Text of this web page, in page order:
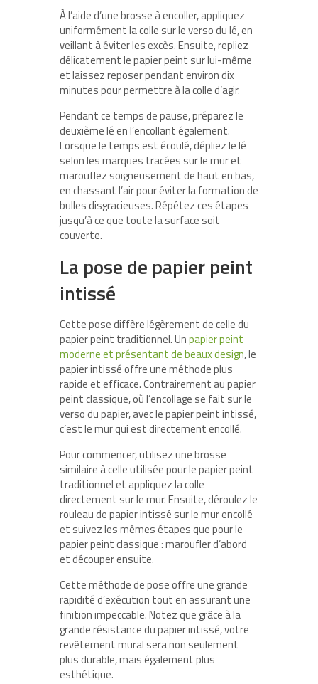
À l’aide d’une brosse à encoller, appliquez
uniformément la colle sur le verso du lé, en
veillant à éviter les excès. Ensuite, repliez
délicatement le papier peint sur lui-même
et laissez reposer pendant environ dix
minutes pour permettre à la colle d’agir.
Pendant ce temps de pause, préparez le
deuxième lé en l’encollant également.
Lorsque le temps est écoulé, dépliez le lé
selon les marques tracées sur le mur et
marouflez soigneusement de haut en bas,
en chassant l’air pour éviter la formation de
bulles disgracieuses. Répétez ces étapes
jusqu’à ce que toute la surface soit
couverte.
La pose de papier peint
intissé
Cette pose diffère légèrement de celle du
papier peint traditionnel. Unpapier peint
moderne et présentant de beaux design, le
papier intissé offre une méthode plus
rapide et efficace. Contrairement au papier
peint classique, où l’encollage se fait sur le
verso du papier, avec le papier peint intissé,
c’est le mur qui est directement encollé.
Pour commencer, utilisez une brosse
similaire à celle utilisée pour le papier peint
traditionnel et appliquez la colle
directement sur le mur. Ensuite, déroulez le
rouleau de papier intissé sur le mur encollé
et suivez les mêmes étapes que pour le
papier peint classique : maroufler d’abord
et découper ensuite.
Cette méthode de pose offre une grande
rapidité d’exécution tout en assurant une
finition impeccable. Notez que grâce à la
grande résistance du papier intissé, votre
revêtement mural sera non seulement
plus durable, mais également plus
esthétique.